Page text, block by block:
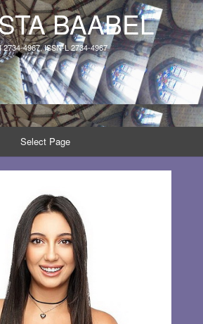
BAABEL
2734-4967, ISSN-L 2734-4967
Select Page